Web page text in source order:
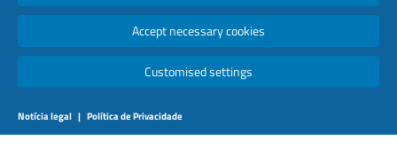
Accept necessary cookies
Notícia legal | Política de Privacidade
Customised settings